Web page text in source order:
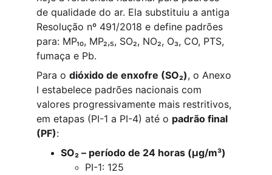
de qualidade do ar. Ela substituiu a antiga
Resolução nº 491/2018 e define padrões
para: MP₁₀, MP₂,₅, SO₂, NO₂, O₃, CO, PTS,
fumaça e Pb.
Para o dióxido de enxofre (SO₂), o Anexo
I estabelece padrões nacionais com
valores progressivamente mais restritivos,
em etapas (PI-1 a PI-4) até o padrão final
(PF):
SO₂ – período de 24 horas (µg/m³)
PI-1: 125